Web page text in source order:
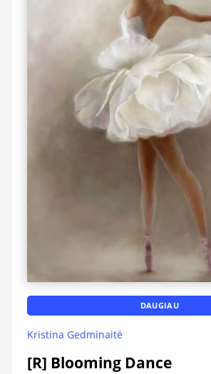
DAUGIAU
Kristina Gedminaitė
[R] Blooming Dance